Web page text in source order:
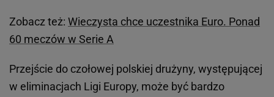
Zobacz też: Wieczysta chce uczestnika Euro. Ponad
60 meczów w Serie A
Przejście do czołowej polskiej drużyny, występującej
w eliminacjach Ligi Europy, może być bardzo